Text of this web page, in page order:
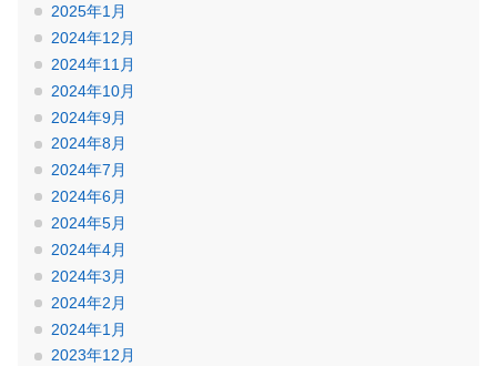
2025年1月
2024年12月
2024年11月
2024年10月
2024年9月
2024年8月
2024年7月
2024年6月
2024年5月
2024年4月
2024年3月
2024年2月
2024年1月
2023年12月